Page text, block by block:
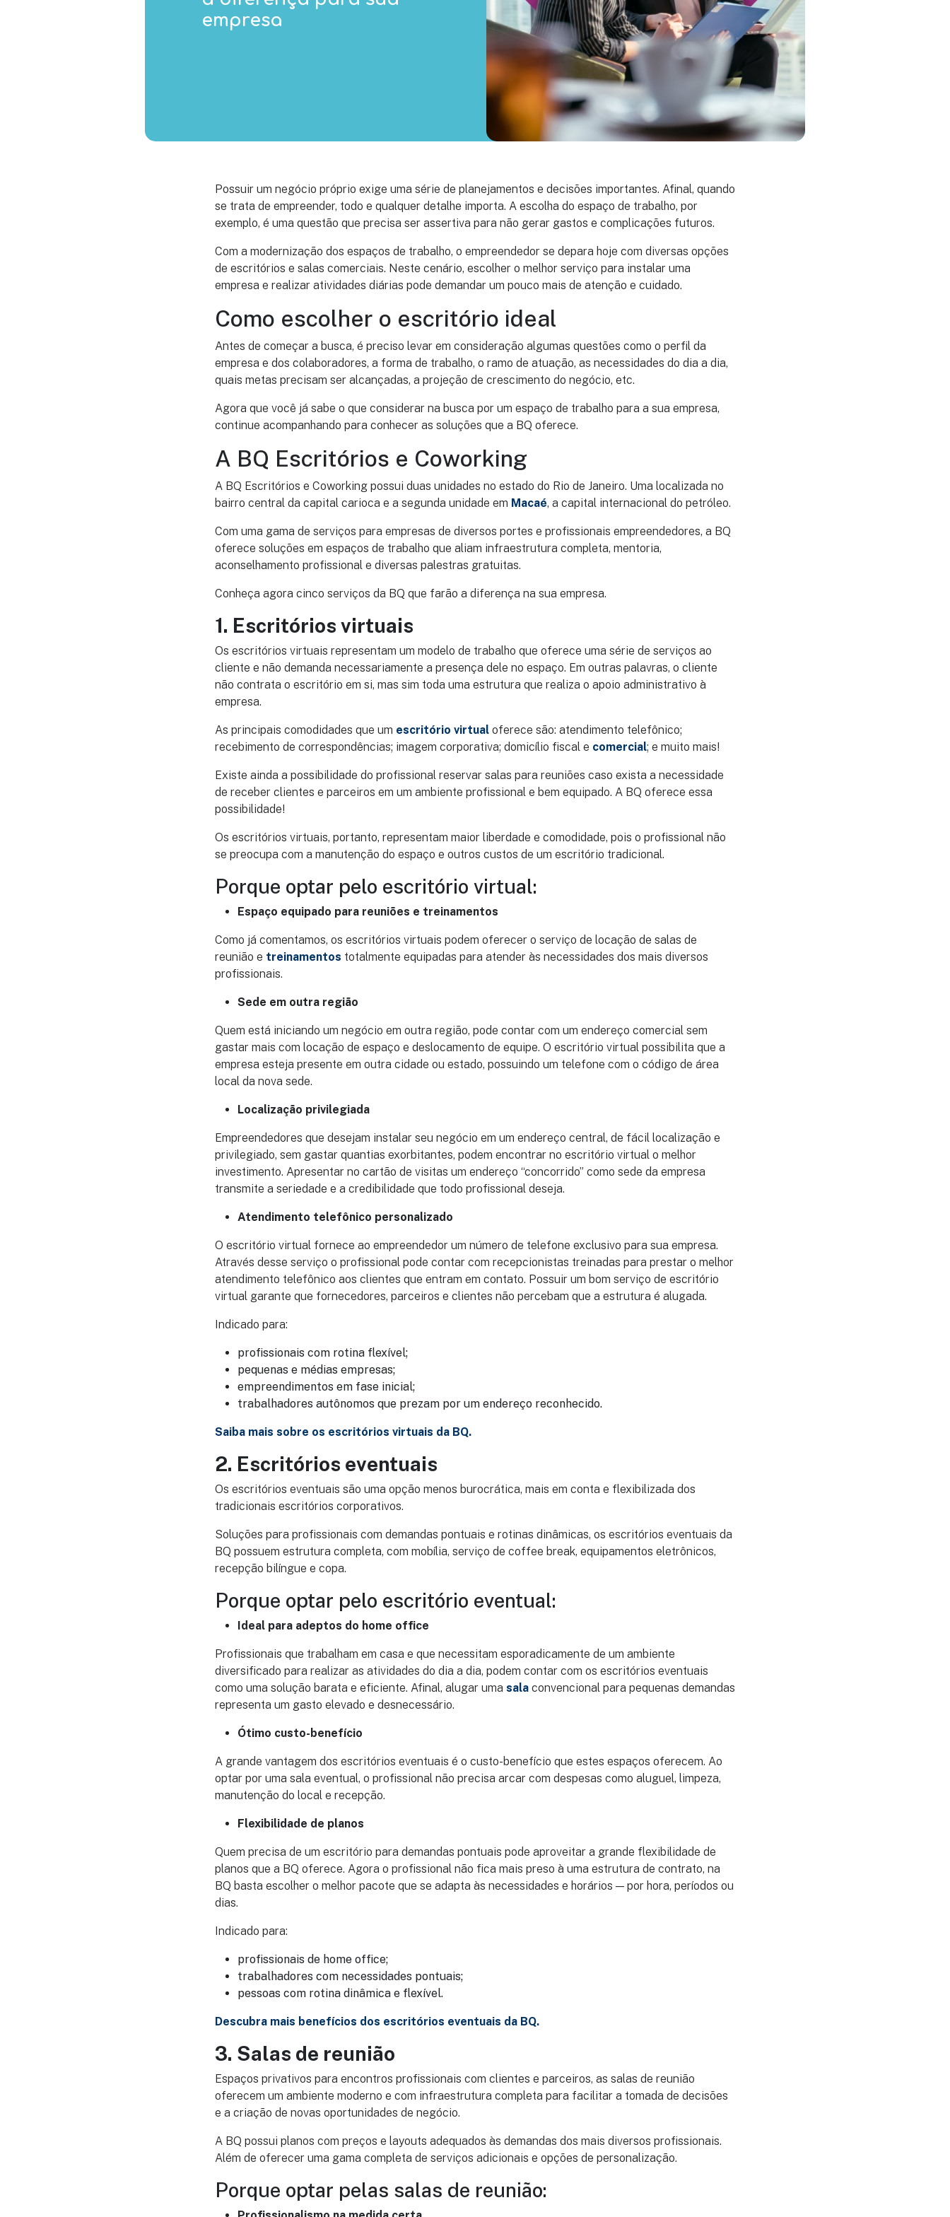
empresa
Possuir um negócio próprio exige uma série de planejamentos e decisões importantes. Afinal, quando
se trata de empreender, todo e qualquer detalhe importa. A escolha do espaço de trabalho, por
exemplo, é uma questão que precisa ser assertiva para não gerar gastos e complicações futuros.
Com a modernização dos espaços de trabalho, o empreendedor se depara hoje com diversas opções
de escritórios e salas comerciais. Neste cenário, escolher o melhor serviço para instalar uma
empresa e realizar atividades diárias pode demandar um pouco mais de atenção e cuidado.
Como escolher o escritório ideal
Antes de começar a busca, é preciso levar em consideração algumas questões como o perfil da
empresa e dos colaboradores, a forma de trabalho, o ramo de atuação, as necessidades do dia a dia,
quais metas precisam ser alcançadas, a projeção de crescimento do negócio, etc.
Agora que você já sabe o que considerar na busca por um espaço de trabalho para a sua empresa,
continue acompanhando para conhecer as soluções que a BQ oferece.
A BQ Escritórios e Coworking
A BQ Escritórios e Coworking possui duas unidades no estado do Rio de Janeiro. Uma localizada no
bairro central da capital carioca e a segunda unidade em Macaé, a capital internacional do petróleo.
Com uma gama de serviços para empresas de diversos portes e profissionais empreendedores, a BQ
oferece soluções em espaços de trabalho que aliam infraestrutura completa, mentoria,
aconselhamento profissional e diversas palestras gratuitas.
Conheça agora cinco serviços da BQ que farão a diferença na sua empresa.
1. Escritórios virtuais
Os escritórios virtuais representam um modelo de trabalho que oferece uma série de serviços ao
cliente e não demanda necessariamente a presença dele no espaço. Em outras palavras, o cliente
não contrata o escritório em si, mas sim toda uma estrutura que realiza o apoio administrativo à
empresa.
As principais comodidades que um escritório virtual oferece são: atendimento telefônico;
recebimento de correspondências; imagem corporativa; domicílio fiscal e comercial; e muito mais!
Existe ainda a possibilidade do profissional reservar salas para reuniões caso exista a necessidade
de receber clientes e parceiros em um ambiente profissional e bem equipado. A BQ oferece essa
possibilidade!
Os escritórios virtuais, portanto, representam maior liberdade e comodidade, pois o profissional não
se preocupa com a manutenção do espaço e outros custos de um escritório tradicional.
Porque optar pelo escritório virtual:
Espaço equipado para reuniões e treinamentos
Como já comentamos, os escritórios virtuais podem oferecer o serviço de locação de salas de
reunião e treinamentos totalmente equipadas para atender às necessidades dos mais diversos
profissionais.
Sede em outra região
Quem está iniciando um negócio em outra região, pode contar com um endereço comercial sem
gastar mais com locação de espaço e deslocamento de equipe. O escritório virtual possibilita que a
empresa esteja presente em outra cidade ou estado, possuindo um telefone com o código de área
local da nova sede.
Localização privilegiada
Empreendedores que desejam instalar seu negócio em um endereço central, de fácil localização e
privilegiado, sem gastar quantias exorbitantes, podem encontrar no escritório virtual o melhor
investimento. Apresentar no cartão de visitas um endereço “concorrido” como sede da empresa
transmite a seriedade e a credibilidade que todo profissional deseja.
Atendimento telefônico personalizado
O escritório virtual fornece ao empreendedor um número de telefone exclusivo para sua empresa.
Através desse serviço o profissional pode contar com recepcionistas treinadas para prestar o melhor
atendimento telefônico aos clientes que entram em contato. Possuir um bom serviço de escritório
virtual garante que fornecedores, parceiros e clientes não percebam que a estrutura é alugada.
Indicado para:
profissionais com rotina flexível;
pequenas e médias empresas;
empreendimentos em fase inicial;
trabalhadores autônomos que prezam por um endereço reconhecido.
Saiba mais sobre os escritórios virtuais da BQ.
2. Escritórios eventuais
Os escritórios eventuais são uma opção menos burocrática, mais em conta e flexibilizada dos
tradicionais escritórios corporativos.
Soluções para profissionais com demandas pontuais e rotinas dinâmicas, os escritórios eventuais da
BQ possuem estrutura completa, com mobília, serviço de coffee break, equipamentos eletrônicos,
recepção bilíngue e copa.
Porque optar pelo escritório eventual:
Ideal para adeptos do home office
Profissionais que trabalham em casa e que necessitam esporadicamente de um ambiente
diversificado para realizar as atividades do dia a dia, podem contar com os escritórios eventuais
como uma solução barata e eficiente. Afinal, alugar uma sala convencional para pequenas demandas
representa um gasto elevado e desnecessário.
Ótimo custo-benefício
A grande vantagem dos escritórios eventuais é o custo-benefício que estes espaços oferecem. Ao
optar por uma sala eventual, o profissional não precisa arcar com despesas como aluguel, limpeza,
manutenção do local e recepção.
Flexibilidade de planos
Quem precisa de um escritório para demandas pontuais pode aproveitar a grande flexibilidade de
planos que a BQ oferece. Agora o profissional não fica mais preso à uma estrutura de contrato, na
BQ basta escolher o melhor pacote que se adapta às necessidades e horários — por hora, períodos ou
dias.
Indicado para:
profissionais de home office;
trabalhadores com necessidades pontuais;
pessoas com rotina dinâmica e flexível.
Descubra mais benefícios dos escritórios eventuais da BQ.
3. Salas de reunião
Espaços privativos para encontros profissionais com clientes e parceiros, as salas de reunião
oferecem um ambiente moderno e com infraestrutura completa para facilitar a tomada de decisões
e a criação de novas oportunidades de negócio.
A BQ possui planos com preços e layouts adequados às demandas dos mais diversos profissionais.
Além de oferecer uma gama completa de serviços adicionais e opções de personalização.
Porque optar pelas salas de reunião: